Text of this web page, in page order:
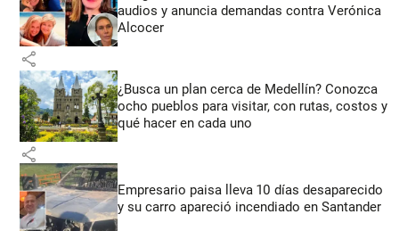
audios y anuncia demandas contra Verónica
Alcocer
share
¿Busca un plan cerca de Medellín? Conozca
ocho pueblos para visitar, con rutas, costos y
qué hacer en cada uno
share
Empresario paisa lleva 10 días desaparecido
y su carro apareció incendiado en Santander